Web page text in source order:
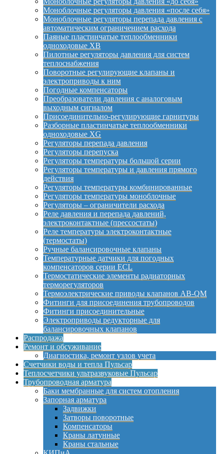
Моноблочные регуляторы давления «после себя»
Моноблочные регуляторы перепада давления с
автоматическим ограничением расхода
Паяные пластинчатые теплообменники
одноходовые XB
Пилотные регуляторы давления для систем
теплоснабжения
Поворотные регулирующие клапаны и
электроприводы к ним
Погодные компенсаторы
Преобразователи давления с аналоговым
выходным сигналом
Присоединительно-регулирующие гарнитуры
Разборные пластинчатые теплообменники
одноходовые XG
Регуляторы перепада давления
Регуляторы перепуска
Регуляторы температуры большой серии
Регуляторы температуры и давления прямого
действия
Регуляторы температуры комбинированные
Регуляторы температуры моноблочные
Регуляторы – ограничители расхода
Реле давления и перепада давлений,
электроконтактные (прессостаты)
Реле температуры электроконтактные
(термостаты)
Ручные балансировочные клапаны
Температурные датчики для погодных
компенсаторов серии ECL
Термостатические элементы радиаторных
терморегуляторов
Термоэлектрические приводы клапанов AB-QM
Фитинги для присоединения трубопроводов
Фитинги присоединительные
Электроприводы редукторные для
балансировочных клапанов
Распродажа
Ремонт и обсуживание
Диагностика, ремонт узлов учета
Счетчики воды и тепла Пульсар
Теплосчетчики ультразвуковые Пульсар
Трубопроводная арматура
Баки мембранные для систем отопления
Запорная арматура
Задвижки
Затворы поворотные
Компенсаторы
Краны латунные
Краны стальные